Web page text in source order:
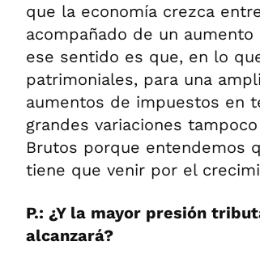
que la economía crezca
acompañado de un
ese sentido es que, en lo
patrimoniales, para una
aumentos de impuestos en
grandes variaciones
Brutos porque entendemos
tiene que venir por el
P.: ¿Y la mayor presión
alcanzará?